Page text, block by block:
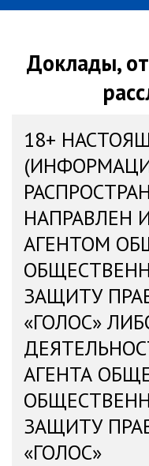
Доклады,
18+
НАПРАВЛЕН
АГЕНТОМ
ЗАЩИТУ
«ГОЛОС»
АГЕНТА
ЗАЩИТУ
«ГОЛОС»